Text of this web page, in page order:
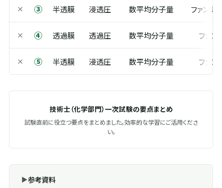
× ③ 半透膜 浸透圧 数平均分子量 ファンデ
× ④ 透過膜 透過圧 数平均分子量 ファン
× ⑤ 半透膜 浸透圧 数平均分子量 ファン
技術士（化学部門）一次試験の要点まとめ
試験直前に役立つ要点をまとめました。効率的な学習にご活用くださ
い。
参考資料